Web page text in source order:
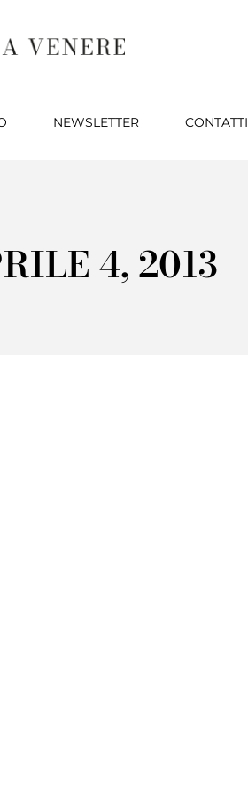
NEWSLETTER CONTATTI
4, 2013